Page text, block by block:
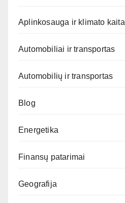
Aplinkosauga ir klimato kaita
Automobiliai ir transportas
Automobilių ir transportas
Blog
Energetika
Finansų patarimai
Geografija